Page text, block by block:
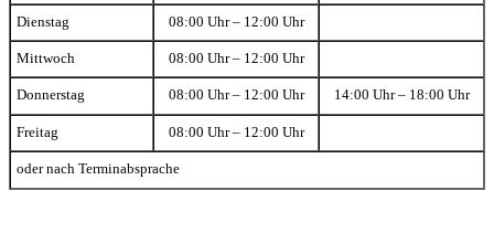
Dienstag 08:00 Uhr – 12:00 Uhr
Mittwoch 08:00 Uhr – 12:00 Uhr
Donnerstag 08:00 Uhr – 12:00 Uhr 14:00 Uhr – 18:00 Uhr
Freitag 08:00 Uhr – 12:00 Uhr
oder nach Terminabsprache